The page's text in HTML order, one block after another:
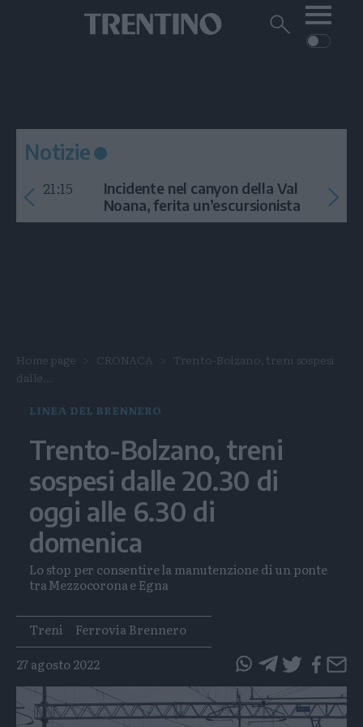
Cerca
CRONACA
GARDA
CULTURA
VIDEO
Notizie
21:15
Incidente nel canyon della Val
Noana, ferita un’escursionista
Home page CRONACA
Trento-Bolzano, treni sospesi
dalle...
LINEA DEL BRENNERO
Trento-Bolzano, treni
sospesi dalle 20.30 di
oggi alle 6.30 di
domenica
Lo stop per consentire la manutenzione di un ponte
tra Mezzocorona e Egna
Tags
Treni
Ferrovia Brennero
27 agosto 2022
questo
articolo
su
questo
articolo
su